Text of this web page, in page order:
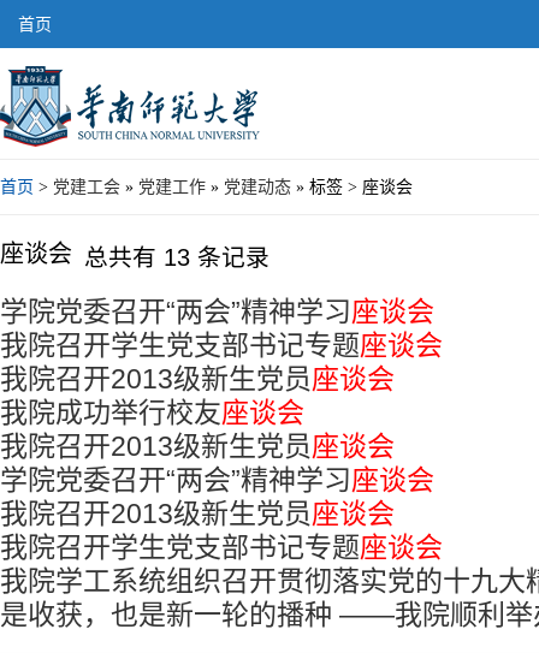
首页
首页 > 党建工会 » 党建工作 » 党建动态 » 标签 > 座谈会
座谈会 总共有 13 条记录
学院党委召开“两会”精神学习座谈会
我院召开学生党支部书记专题座谈会
我院召开2013级新生党员座谈会
我院成功举行校友座谈会
我院召开2013级新生党员座谈会
学院党委召开“两会”精神学习座谈会
我院召开2013级新生党员座谈会
我院召开学生党支部书记专题座谈会
我院学工系统组织召开贯彻落实党的十九大
是收获，也是新一轮的播种 ——我院顺利举